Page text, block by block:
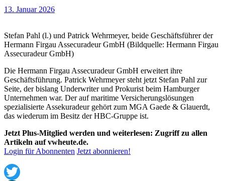
13. Januar 2026
Stefan Pahl (l.) und Patrick Wehrmeyer, beide Geschäftsführer der
Hermann Firgau Assecuradeur GmbH (Bildquelle: Hermann Firgau
Assecuradeur GmbH)
Die Hermann Firgau Assecuradeur GmbH erweitert ihre
Geschäftsführung. Patrick Wehrmeyer steht jetzt Stefan Pahl zur
Seite, der bislang Underwriter und Prokurist beim Hamburger
Unternehmen war. Der auf maritime Versicherungslösungen
spezialisierte Assekuradeur gehört zum MGA Gaede & Glauerdt,
das wiederum im Besitz der HBC-Gruppe ist.
Jetzt Plus-Mitglied werden und weiterlesen: Zugriff zu allen
Artikeln auf vwheute.de.
Login für Abonnenten Jetzt abonnieren!